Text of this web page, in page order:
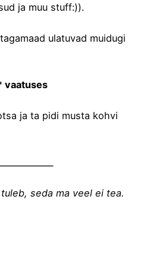
ja muu stuff:)).
ulatuvad muidugi
vaatuses
ja ta pidi musta kohvi
seda ma veel ei tea.